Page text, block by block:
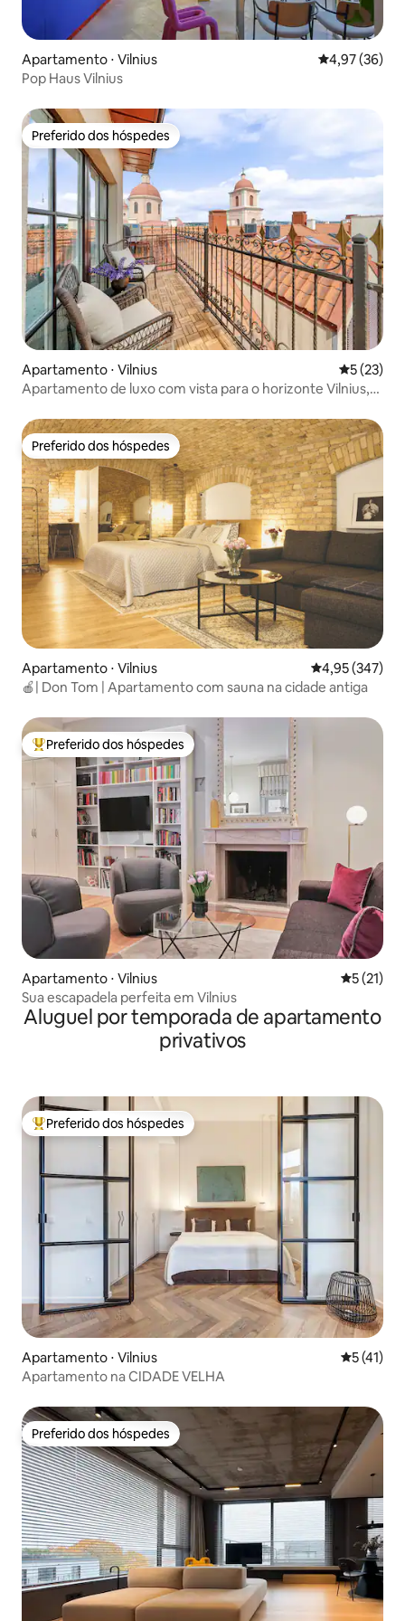
Apartamento ⋅ Vilnius 4,97 de uma
4,97 (36)
Pop Haus Vilnius
Preferido dos hóspedes
Preferido dos hóspedes
Apartamento ⋅ Vilnius 5 de uma
5 (23)
Apartamento de luxo com vista para o horizonte Vilnius,
Preferido dos hóspedes
Preferido dos hóspedes
Apartamento ⋅ Vilnius 4,95 de uma
4,95 (347)
🍎| Don Tom | Apartamento com sauna na cidade antiga
Entre os melhores preferidos dos hóspedes
Preferido dos hóspedes
Apartamento ⋅ Vilnius 5 de uma
5 (21)
Sua escapadela perfeita em Vilnius
Aluguel por temporada de apartamento
privativos
Entre os melhores preferidos dos hóspedes
Preferido dos hóspedes
Apartamento ⋅ Vilnius 5 de uma
5 (41)
Apartamento na CIDADE VELHA
Preferido dos hóspedes
Preferido dos hóspedes